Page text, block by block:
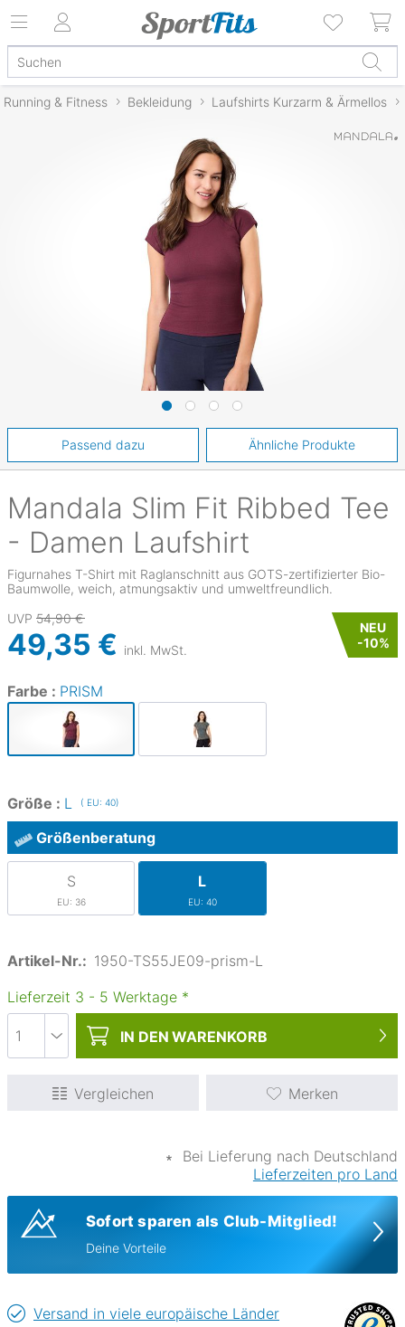
Running & Fitness Bekleidung Laufshirts Kurzarm & Ärmellos
Mandala Slim Fit Ribbed Tee
- Damen Laufshirt
Figurnahes T-Shirt mit Raglanschnitt aus GOTS-zertifizierter Bio-
Baumwolle, weich, atmungsaktiv und umweltfreundlich.
UVP 54,90 €
49,35 € inkl. MwSt.
NEU
-10%
Farbe : PRISM
Größe : L ( EU: 40)
Größenberatung
S
EU: 36
L
EU: 40
Artikel-Nr.: 1950-TS55JE09-prism-L
Lieferzeit 3 - 5 Werktage *
IN DEN WARENKORB
Vergleichen Merken
∗
Bei Lieferung nach Deutschland
Lieferzeiten pro Land
Sofort sparen als Club-Mitglied!
Deine Vorteile
Passend dazu Ähnliche Produkte
Versand in viele europäische Länder